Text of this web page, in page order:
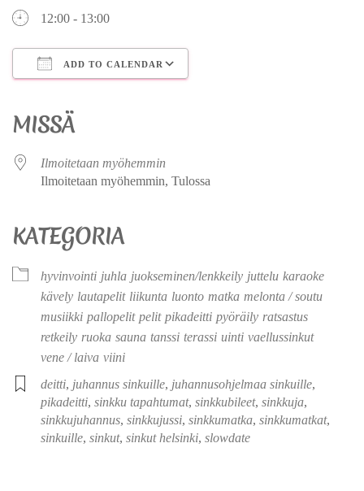
12:00 - 13:00
ADD TO CALENDAR
MISSÄ
Ilmoitetaan myöhemmin
Ilmoitetaan myöhemmin, Tulossa
KATEGORIA
hyvinvointi juhla juokseminen/lenkkeily juttelu karaoke
kävely lautapelit liikunta luonto matka melonta / soutu
musiikki pallopelit pelit pikadeitti pyöräily ratsastus
retkeily ruoka sauna tanssi terassi uinti vaellussinkut
vene / laiva viini
deitti, juhannus sinkuille, juhannusohjelmaa sinkuille,
pikadeitti, sinkku tapahtumat, sinkkubileet, sinkkuja,
sinkkujuhannus, sinkkujussi, sinkkumatka, sinkkumatkat,
sinkuille, sinkut, sinkut helsinki, slowdate